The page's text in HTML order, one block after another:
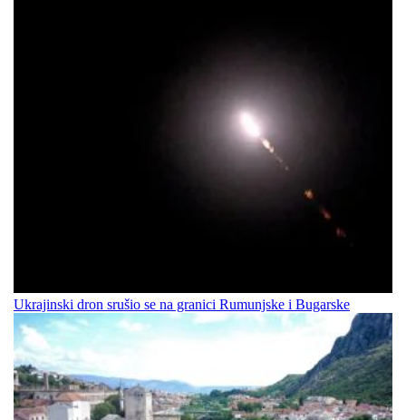
Ukrajinski dron srušio se na granici Rumunjske i Bugarske